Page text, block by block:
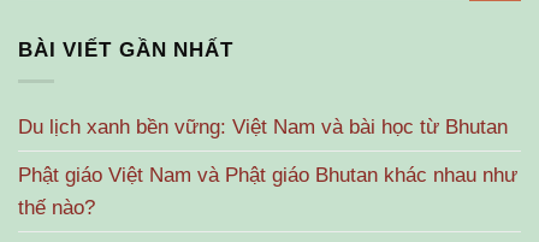
BÀI VIẾT GẦN NHẤT
Du lịch xanh bền vững: Việt Nam và bài học từ Bhutan
Phật giáo Việt Nam và Phật giáo Bhutan khác nhau như
thế nào?